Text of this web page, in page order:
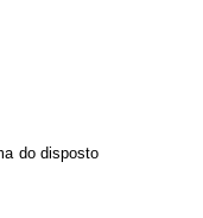
do disposto